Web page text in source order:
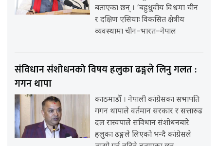
बताएका छन् । ‘बहुध्रुवीय विश्वमा चीन
र दक्षिण एसियाः विकसित क्षेत्रीय
व्यवस्थामा चीन–भारत–नेपाल
संविधान संशोधनको विषय हलुका ढङ्गले लिनु गलत :
गगन थापा
काठमाडौँ । नेपाली कांग्रेसका सभापति
गगन थापाले वर्तमान सरकार र सत्तारुढ
दल रास्वपाले संविधान संशोधनबारे
हलुका ढङ्गले लिएको भन्दै कांग्रेसले